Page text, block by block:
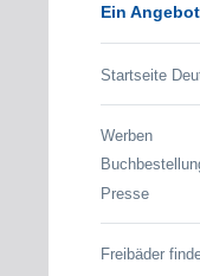
Ein
Startseite
Werben
Presse
Freibäder